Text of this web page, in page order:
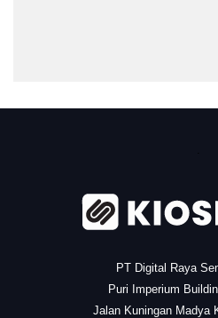
PT Digital Raya
Puri Imperium
Jalan Kuningan Madya